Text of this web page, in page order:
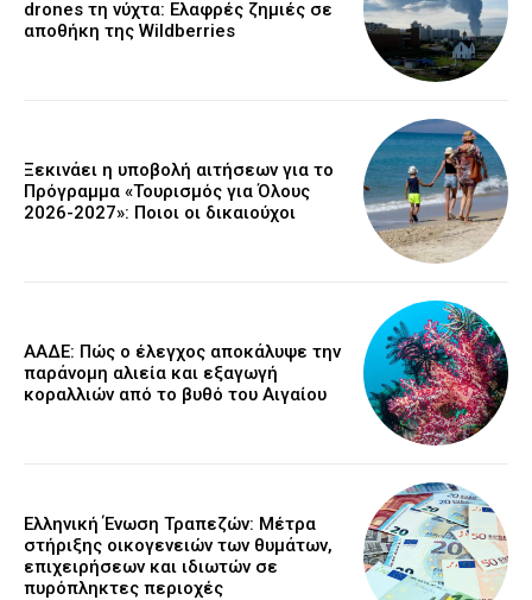
drones τη νύχτα: Ελαφρές ζημιές σε
αποθήκη της Wildberries
Ξεκινάει η υποβολή αιτήσεων για το
Πρόγραμμα «Τουρισμός για Όλους
2026-2027»: Ποιοι οι δικαιούχοι
ΑΑΔΕ: Πώς ο έλεγχος αποκάλυψε την
παράνομη αλιεία και εξαγωγή
κοραλλιών από το βυθό του Αιγαίου
Ελληνική Ένωση Τραπεζών: Μέτρα
στήριξης οικογενειών των θυμάτων,
επιχειρήσεων και ιδιωτών σε
πυρόπληκτες περιοχές